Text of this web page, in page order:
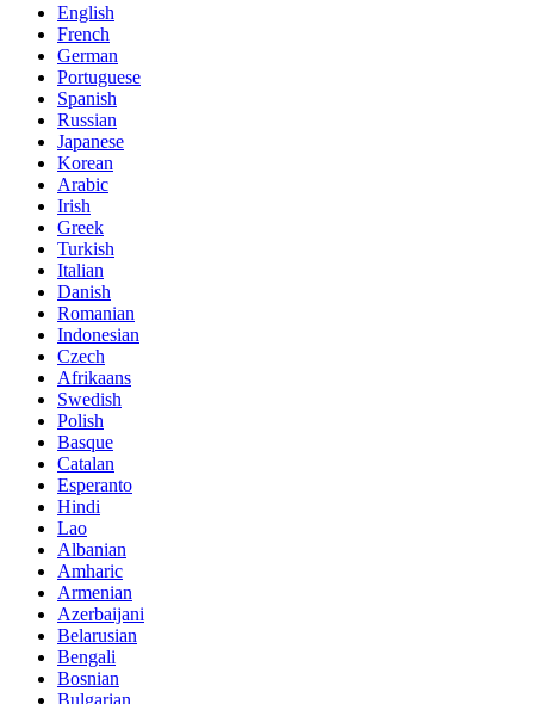
English
French
German
Portuguese
Spanish
Russian
Japanese
Korean
Arabic
Irish
Greek
Turkish
Italian
Danish
Romanian
Indonesian
Czech
Afrikaans
Swedish
Polish
Basque
Catalan
Esperanto
Hindi
Lao
Albanian
Amharic
Armenian
Azerbaijani
Belarusian
Bengali
Bosnian
Bulgarian